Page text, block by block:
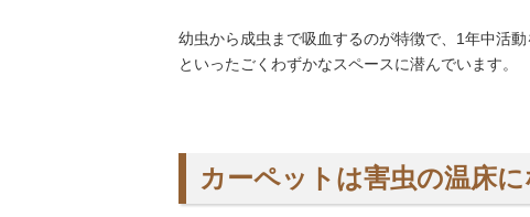
幼虫から成虫まで吸血するのが特徴で、1年中活
といったごくわずかなスペースに潜んでいます。
カーペットは害虫の温床